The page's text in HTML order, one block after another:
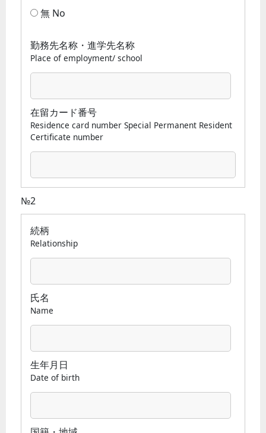
無 No
勤務先名称・進学先名称
Place of employment/ school
在留カード番号
Residence card number Special Permanent Resident
Certificate number
№2
続柄
Relationship
氏名
Name
生年月日
Date of birth